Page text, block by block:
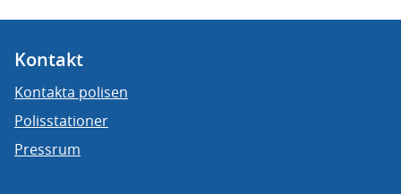
Kontakt
Kontakta polisen
Polisstationer
Pressrum